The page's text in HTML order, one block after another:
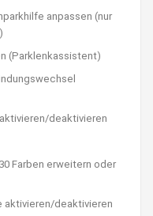
anpassen (nur
(Parklenkassistent)
deaktivieren
Farben erweitern oder
aktivieren/deaktivieren